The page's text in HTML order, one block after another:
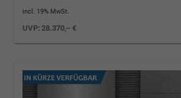
incl. 19% MwSt.
UVP:28.370,– €